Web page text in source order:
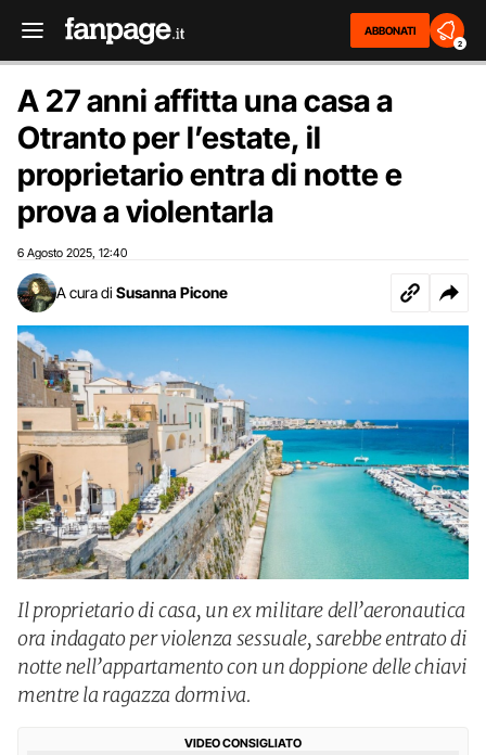
ABBONATI
2
A 27 anni affitta una casa a
Otranto per l’estate, il
proprietario entra di notte e
prova a violentarla
6 Agosto 2025 12:40
A cura di Susanna Picone
Il proprietario di casa, un ex militare dell’aeronautica
ora indagato per violenza sessuale, sarebbe entrato di
notte nell’appartamento con un doppione delle chiavi
mentre la ragazza dormiva.
VIDEO CONSIGLIATO